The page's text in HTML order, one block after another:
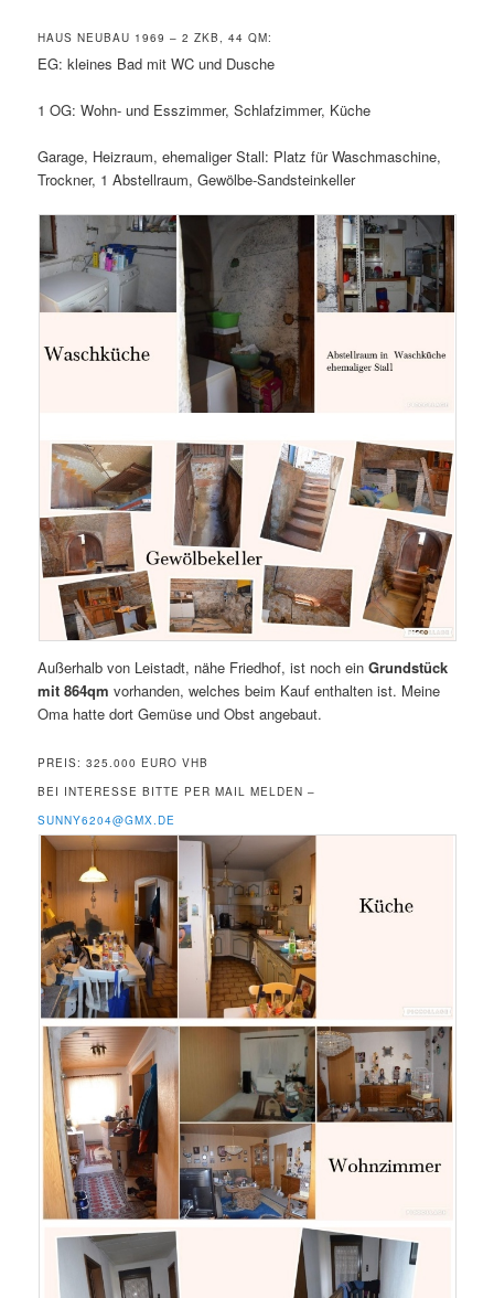
HAUS NEUBAU 1969 – 2 ZKB, 44 QM:
EG: kleines Bad mit WC und Dusche
1 OG: Wohn- und Esszimmer, Schlafzimmer, Küche
Garage, Heizraum, ehemaliger Stall: Platz für Waschmaschine,
Trockner, 1 Abstellraum, Gewölbe-Sandsteinkeller
Außerhalb von Leistadt, nähe Friedhof, ist noch einGrundstück
mit 864qm vorhanden, welches beim Kauf enthalten ist. Meine
Oma hatte dort Gemüse und Obst angebaut.
PREIS: 325.000 EURO VHB
BEI INTERESSE BITTE PER MAIL MELDEN –
SUNNY6204@GMX.DE